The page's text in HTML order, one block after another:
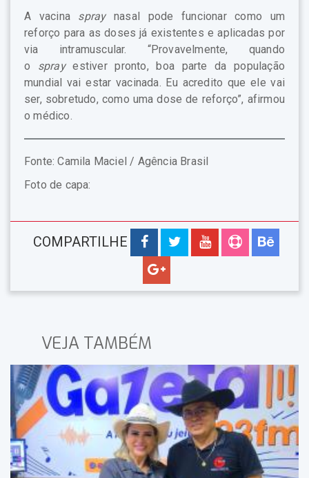
A vacina spraynasal pode funcionar como um
reforço para as doses já existentes e aplicadas por
via intramuscular. “Provavelmente, quando
o sprayestiver pronto, boa parte da população
mundial vai estar vacinada. Eu acredito que ele vai
ser, sobretudo, como uma dose de reforço”, afirmou
o médico.
Fonte: Camila Maciel / Agência Brasil
Foto de capa:
COMPARTILHE
VEJA TAMBÉM